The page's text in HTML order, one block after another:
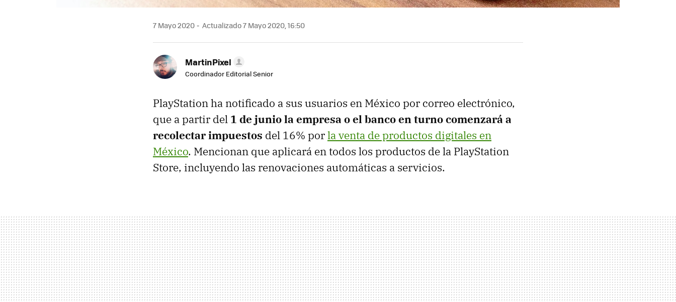
7 Mayo 2020 Actualizado 7 Mayo 2020, 16:50
MartinPixel
Coordinador Editorial Senior
PlayStation ha notificado a sus usuarios en México por correo electrónico,
que a partir del 1 de junio la empresa o el banco en turno comenzará a
recolectar impuestos del 16% porla venta de productos digitales en
México. Mencionan que aplicará en todos los productos de la PlayStation
Store, incluyendo las renovaciones automáticas a servicios.